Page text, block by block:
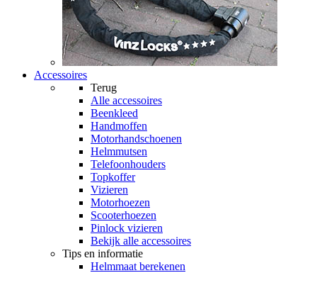
Accessoires
Terug
Alle accessoires
Beenkleed
Handmoffen
Motorhandschoenen
Helmmutsen
Telefoonhouders
Topkoffer
Vizieren
Motorhoezen
Scooterhoezen
Pinlock vizieren
Bekijk alle accessoires
Tips en informatie
Helmmaat berekenen